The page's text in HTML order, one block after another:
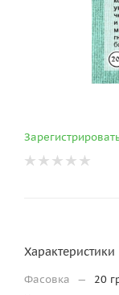
Характеристики
Фасовка —
20